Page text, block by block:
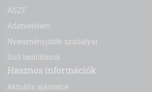
ÁSZF
Adatvételem
Nyereményjáték szabályai
Süti beállítások
Hasznos információk
Aktuális ajánlatok